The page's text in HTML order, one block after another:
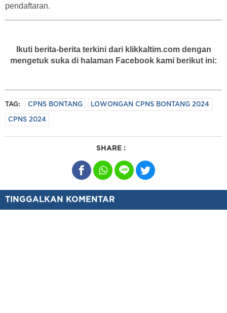
pendaftaran.
Ikuti berita-berita terkini dari klikkaltim.com dengan
mengetuk suka di halaman Facebook kami berikut ini:
TAG: CPNS BONTANG LOWONGAN CPNS BONTANG 2024
CPNS 2024
SHARE :
TINGGALKAN KOMENTAR